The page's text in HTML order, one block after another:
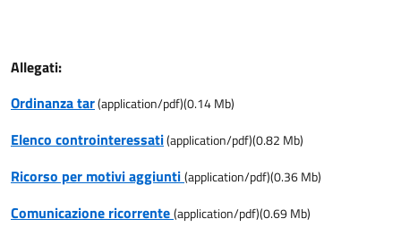
Allegati:
Ordinanza tar(application/pdf)(0.14Mb)
Elenco controinteressati(application/pdf)(0.82 Mb)
Ricorso per motivi aggiunti(application/pdf)(0.36Mb)
Comunicazione ricorrente(application/pdf)(0.69Mb)